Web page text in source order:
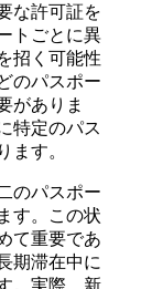
な許可証を
トごとに異
招く可能性
のパスポー
がありま
特定のパス
ます。
のパスポー
す。この状
て重要であ
期滞在中に
。実際、新